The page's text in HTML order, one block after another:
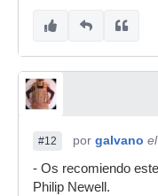
Sintekell,
#12 por galvano
- Os recomiendo
Philip Newell.